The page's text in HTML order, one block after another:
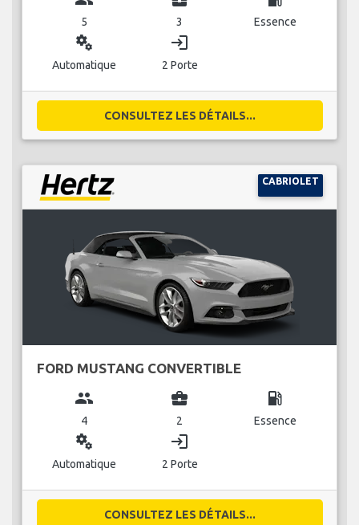
5 3 Essence
miscellaneous_services
Automatique
login
2 Porte
CONSULTEZ LES DÉTAILS...
CABRIOLET
FORD MUSTANG CONVERTIBLE
group
4
business_center
2
local_gas_station
Essence
miscellaneous_services
Automatique
login
2 Porte
CONSULTEZ LES DÉTAILS...